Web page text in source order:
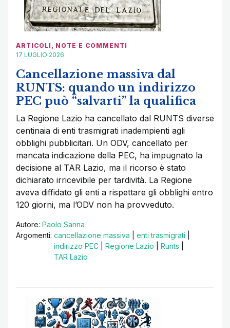
ARTICOLI , NOTE E COMMENTI
17 LUGLIO 2026
Cancellazione massiva dal
RUNTS: quando un indirizzo
PEC può “salvarti” la qualifica
La Regione Lazio ha cancellato dal RUNTS diverse
centinaia di enti trasmigrati inadempienti agli
obblighi pubblicitari. Un ODV, cancellato per
mancata indicazione della PEC, ha impugnato la
decisione al TAR Lazio, ma il ricorso è stato
dichiarato irricevibile per tardività. La Regione
aveva diffidato gli enti a rispettare gli obblighi entro
120 giorni, ma l’ODV non ha provveduto.
Autore: Paolo Sanna
Argomenti: cancellazione massiva enti trasmigrati
indirizzo PEC
Regione Lazio Runts
TAR Lazio